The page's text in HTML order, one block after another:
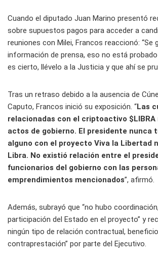
Cuando el diputado Juan Marino presentó
sobre supuestos pagos para acceder a
reuniones con Milei, Francos reaccionó: “Se
información de prensa, eso no está probado
es cierto, llévelo a la Justicia y que ahí se
Tras un retraso debido a la ausencia de
Caputo, Francos inició su exposición. “Las
relacionadas con el criptoactivo $LIBRA
actos de gobierno. El presidente nunca
alguno con el proyecto Viva la Libertad
Libra. No existió relación entre el
funcionarios del gobierno con las
emprendimientos mencionados”, afirmó.
Además, subrayó que “no hubo
participación del Estado en el proyecto” y
ningún tipo de relación contractual,
contraprestación” por parte del Ejecutivo.